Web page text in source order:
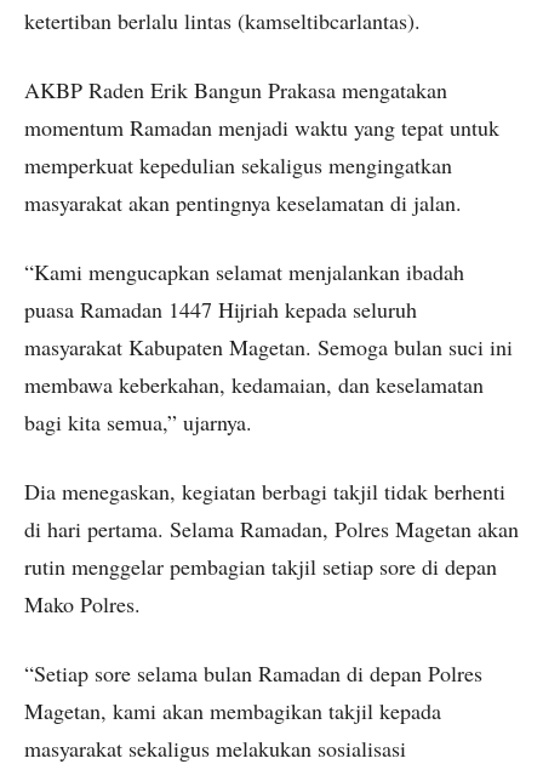
ketertiban berlalu lintas (kamseltibcarlantas).
AKBP Raden Erik Bangun Prakasa mengatakan
momentum Ramadan menjadi waktu yang tepat untuk
memperkuat kepedulian sekaligus mengingatkan
masyarakat akan pentingnya keselamatan di jalan.
“Kami mengucapkan selamat menjalankan ibadah
puasa Ramadan 1447 Hijriah kepada seluruh
masyarakat Kabupaten Magetan. Semoga bulan suci ini
membawa keberkahan, kedamaian, dan keselamatan
bagi kita semua,” ujarnya.
Dia menegaskan, kegiatan berbagi takjil tidak berhenti
di hari pertama. Selama Ramadan, Polres Magetan akan
rutin menggelar pembagian takjil setiap sore di depan
Mako Polres.
“Setiap sore selama bulan Ramadan di depan Polres
Magetan, kami akan membagikan takjil kepada
masyarakat sekaligus melakukan sosialisasi